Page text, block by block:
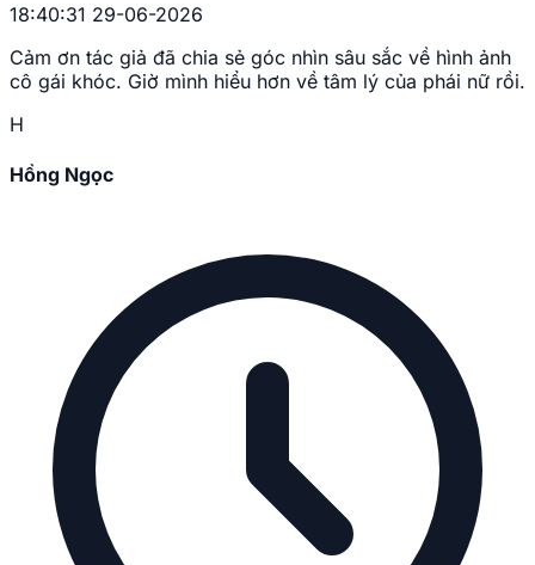
18:40:31 29-06-2026
Cảm ơn tác giả đã chia sẻ góc nhìn sâu sắc về hình ảnh
cô gái khóc. Giờ mình hiểu hơn về tâm lý của phái nữ rồi.
H
Hồng Ngọc